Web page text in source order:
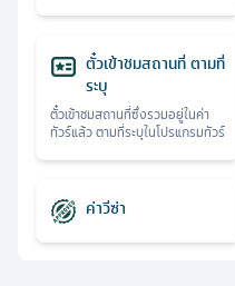
ตั๋วเข้าชมสถานที่ ตามที่
ระบุ
ตั๋วเข้าชมสถานที่ซึ่งรวมอยู่ในค่า
ทัวร์แล้ว ตามที่ระบุในโปรแกรมทัวร์
ค่าวีซ่า